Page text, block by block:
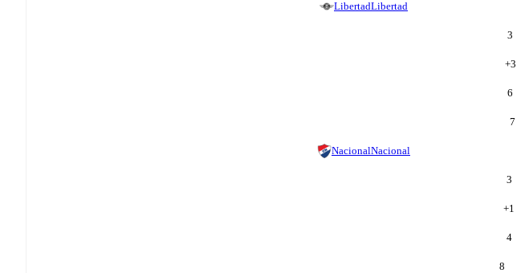
LibertadLibertad
3
+3
6
7
NacionalNacional
3
+1
4
8